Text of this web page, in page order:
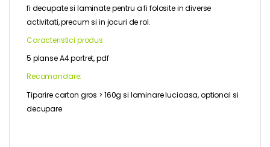
fi decupate si laminate pentru a fi folosite in diverse
activitati, precum si in jocuri de rol.
Caracteristici produs:
5 planse A4 portret, pdf
Recomandare:
Tiparire carton gros > 160g si laminare lucioasa, optional si
decupare